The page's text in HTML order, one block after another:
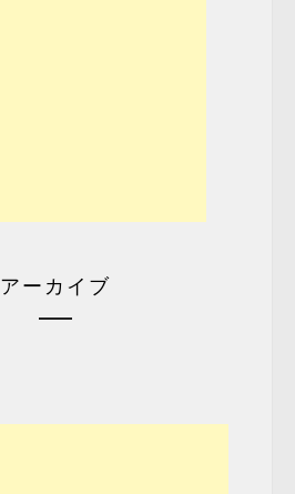
アーカイブ